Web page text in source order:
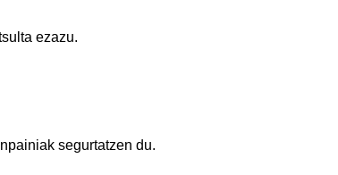
ezazu.
segurtatzen du.